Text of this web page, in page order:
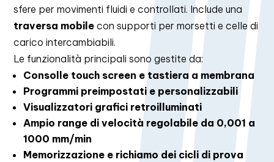
sfere per movimenti fluidi e controllati. Include una
traversa mobile con supporti per morsetti e celle di
carico intercambiabili.
Le funzionalità principali sono gestite da:
Consolle touch screen e tastiera a membrana
Programmi preimpostati e personalizzabili
Visualizzatori grafici retroilluminati
Ampio range di velocità regolabile da 0,001 a
1000 mm/min
Memorizzazione e richiamo dei cicli di prova